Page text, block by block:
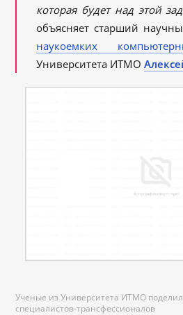
которая будет над этой
объясняет старший
наукоемких
Университета ИТМО
Ученые из Университета ИТМО
специалистов-трансфессионалов